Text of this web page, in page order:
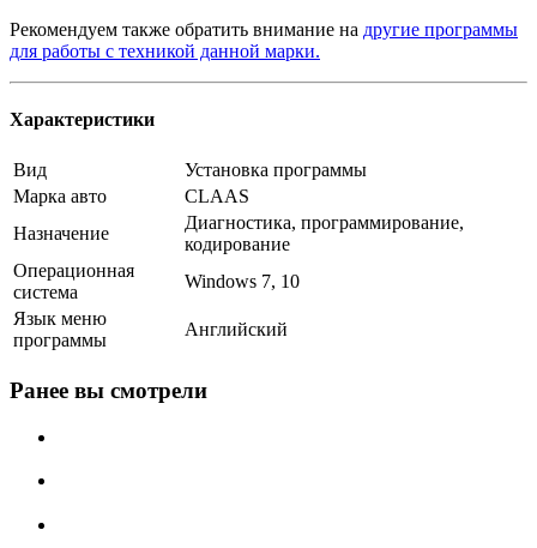
Рекомендуем также обратить внимание на другие программы
для работы с техникой данной марки.
Характеристики
Вид
Установка программы
Марка авто
CLAAS
Назначение
Диагностика, программирование,
кодирование
Операционная
система
Windows 7, 10
Язык меню
программы
Английский
Ранее вы смотрели